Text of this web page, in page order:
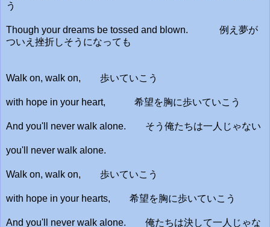
う
Though your dreams be tossed and blown.
例え夢が
ついえ挫折しそうになっても
Walk on, walk on, 歩いていこう
with hope in your heart, 希望を胸に歩いていこう
And you'll never walk alone. そう俺たちは一人じゃない
you'll never walk alone.
Walk on, walk on, 歩いていこう
with hope in your hearts, 希望を胸に歩いていこう
And you'll never walk alone. 俺たちは決して一人じゃな